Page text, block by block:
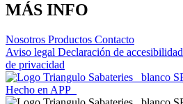
MÁS INFO
Nosotros Productos Contacto
Aviso legal Declaración de accesibilidad
de privacidad
Hecho en APP_